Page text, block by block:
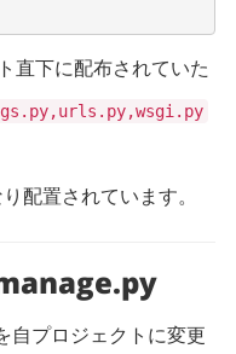
直下に配布されていた
配置されています。
プロジェクトに変更